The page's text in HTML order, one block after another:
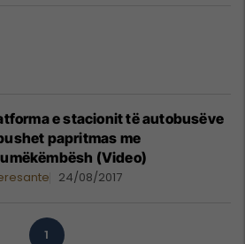
e stacionit të autobusëve
papritmas me
(Video)
24/08/2017
1